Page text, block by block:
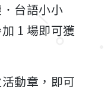
台語小小
1 場即可獲
動章，即可